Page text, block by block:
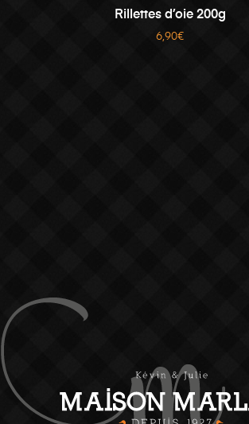
LIRE LA SUITE
Rillettes d’oie 200g
6,90€